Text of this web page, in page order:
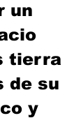
un
tierra
de su
y